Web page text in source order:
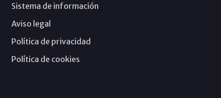
Sistema de información
Aviso legal
Política de privacidad
Política de cookies